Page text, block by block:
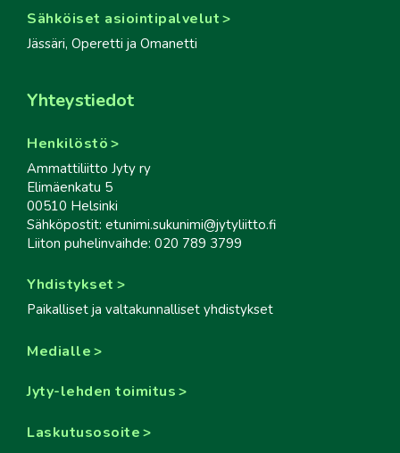
Sähköiset asiointipalvelut
Jässäri, Operetti ja Omanetti
Yhteystiedot
Henkilöstö
Ammattiliitto Jyty ry
Elimäenkatu 5
00510 Helsinki
Sähköpostit: etunimi.sukunimi@jytyliitto.fi
Liiton puhelinvaihde: 020 789 3799
Yhdistykset
Paikalliset ja valtakunnalliset yhdistykset
Medialle
Jyty-lehden toimitus
Laskutusosoite